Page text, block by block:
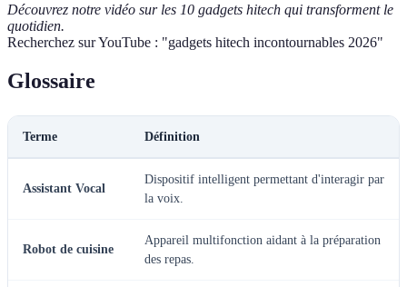
Découvrez notre vidéo sur les 10 gadgets hitech qui transforment le
quotidien.
Recherchez sur YouTube : "gadgets hitech incontournables 2026"
Glossaire
Terme Définition
Assistant Vocal
Dispositif intelligent permettant d'interagir par
la voix.
Robot de cuisine
Appareil multifonction aidant à la préparation
des repas.